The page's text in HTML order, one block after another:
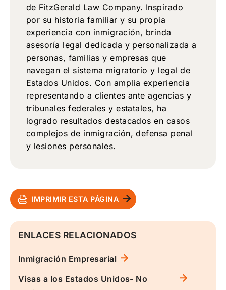
de FitzGerald Law Company. Inspirado
por su historia familiar y su propia
experiencia con inmigración, brinda
asesoría legal dedicada y personalizada a
personas, familias y empresas que
navegan el sistema migratorio y legal de
Estados Unidos. Con amplia experiencia
representando a clientes ante agencias y
tribunales federales y estatales, ha
logrado resultados destacados en casos
complejos de inmigración, defensa penal
y lesiones personales.
IMPRIMIR ESTA PÁGINA
ENLACES RELACIONADOS
Inmigración Empresarial
Visas a los Estados Unidos- No